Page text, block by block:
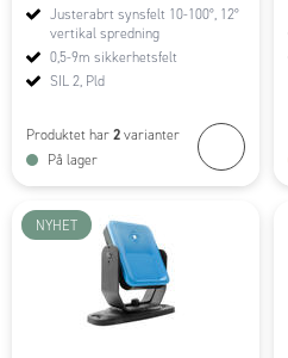
Justerabrt synsfelt 10-100°, 12°
vertikal spredning
0,5-9m sikkerhetsfelt
SIL 2, Pld
Produktet har 2 varianter
På lager
NYHET